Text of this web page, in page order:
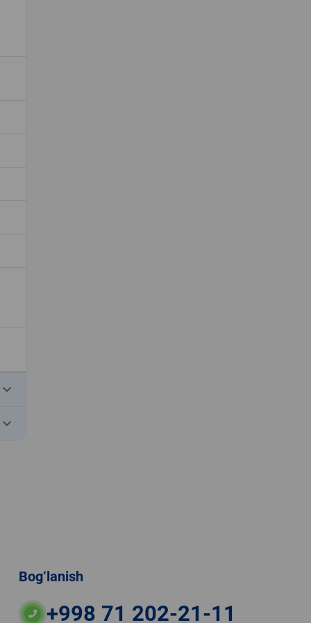
Bog‘lanish
+998 71 202-21-11